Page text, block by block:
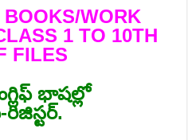
WORK
1 TO 10TH
FILES
భాషల్లో